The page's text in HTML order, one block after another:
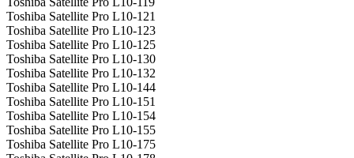
Toshiba Satellite Pro L10-121
Toshiba Satellite Pro L10-123
Toshiba Satellite Pro L10-125
Toshiba Satellite Pro L10-130
Toshiba Satellite Pro L10-132
Toshiba Satellite Pro L10-144
Toshiba Satellite Pro L10-151
Toshiba Satellite Pro L10-154
Toshiba Satellite Pro L10-155
Toshiba Satellite Pro L10-175